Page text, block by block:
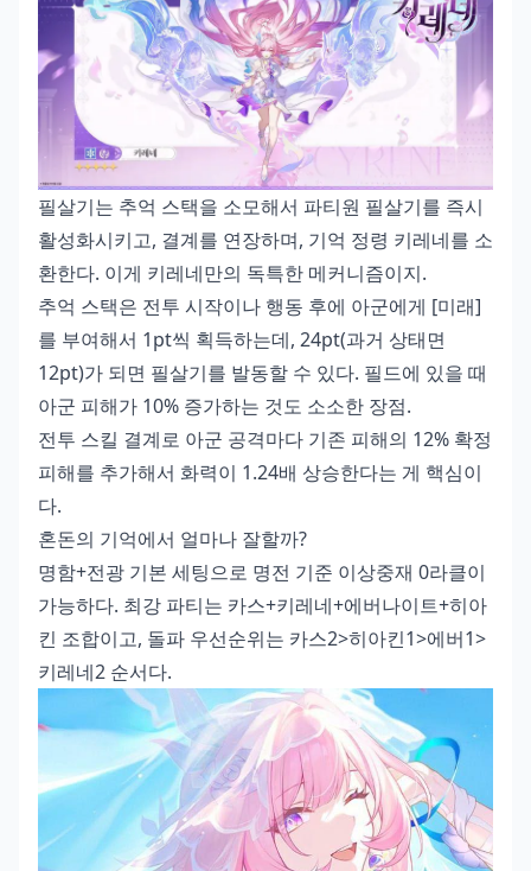
필살기는 추억 스택을 소모해서 파티원 필살기를 즉시
활성화시키고, 결계를 연장하며, 기억 정령 키레네를 소
환한다. 이게 키레네만의 독특한 메커니즘이지.
추억 스택은 전투 시작이나 행동 후에 아군에게 [미래]
를 부여해서 1pt씩 획득하는데, 24pt(과거 상태면
12pt)가 되면 필살기를 발동할 수 있다. 필드에 있을 때
아군 피해가 10% 증가하는 것도 소소한 장점.
전투 스킬 결계로 아군 공격마다 기존 피해의 12% 확정
피해를 추가해서 화력이 1.24배 상승한다는 게 핵심이
다.
혼돈의 기억에서 얼마나 잘할까?
명함+전광 기본 세팅으로 명전 기준 이상중재 0라클이
가능하다. 최강 파티는 카스+키레네+에버나이트+히아
킨 조합이고, 돌파 우선순위는 카스2>히아킨1>에버1>
키레네2 순서다.